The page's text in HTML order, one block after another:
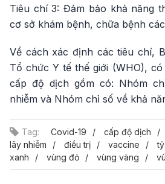
Tiêu chí 3: Đảm bảo khả năng
cơ sở khám bệnh, chữa bệnh
Về cách xác định các tiêu chí,
Tổ chức Y tế thế giới (WHO),
cấp độ dịch gồm có: Nhóm
nhiễm và Nhóm chỉ số về khả
Tag: Covid-19 cấp độ dịch
lây nhiễm
điều trị vaccine
xanh
vùng đỏ vùng vàng